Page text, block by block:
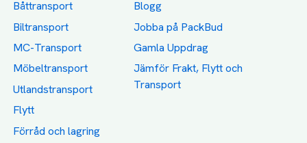
Båttransport
Biltransport
MC-Transport
Möbeltransport
Utlandstransport
Flytt
Förråd och lagring
Blogg
Jobba på PackBud
Gamla Uppdrag
Jämför Frakt, Flytt och
Transport